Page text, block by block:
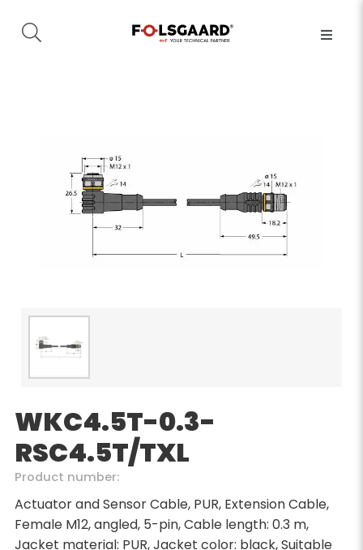
WKC4.5T-0.3-
RSC4.5T/TXL
Product number:
Actuator and Sensor Cable, PUR, Extension Cable,
Female M12, angled, 5-pin, Cable length: 0.3 m,
Jacket material: PUR, Jacket color: black, Suitable